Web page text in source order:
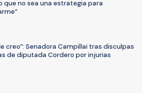
que no sea una estrategia para
le creo”: Senadora Campillai tras disculpas
de diputada Cordero por injurias